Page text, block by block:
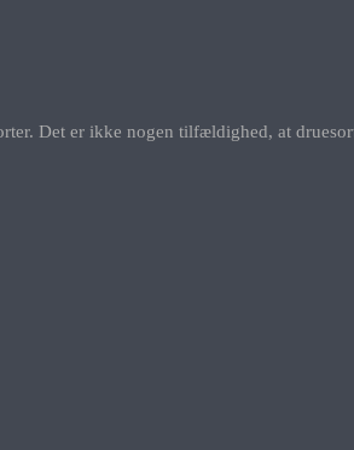
Det er ikke nogen tilfældighed, at